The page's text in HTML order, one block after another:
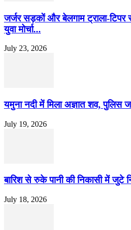
जर्जर सड़कों और बेलगाम ट्राला-
युवा मोर्चा...
July 23, 2026
यमुना नदी में मिला अज्ञात शव, पुलिस
July 19, 2026
बारिश से रुके पानी की निकासी में जुटे
July 18, 2026